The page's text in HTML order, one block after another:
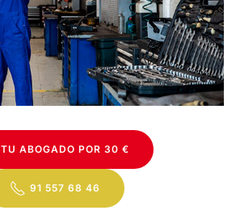
TU ABOGADO POR 30 €
91 557 68 46